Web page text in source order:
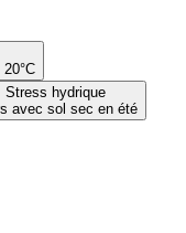
Stress hydrique
avec sol sec en été